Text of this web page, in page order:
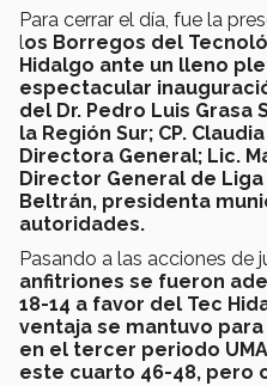
Para cerrar el día, fue la
los Borregos del
Hidalgo ante un lleno
espectacular
del Dr. Pedro Luis
la Región Sur; CP.
Directora General; Lic.
Director General de Liga
Beltrán, presidenta
autoridades.
Pasando a las acciones de
anfitriones se fueron
18-14 a favor del Tec
ventaja se mantuvo para
en el tercer periodo
este cuarto 46-48, pero